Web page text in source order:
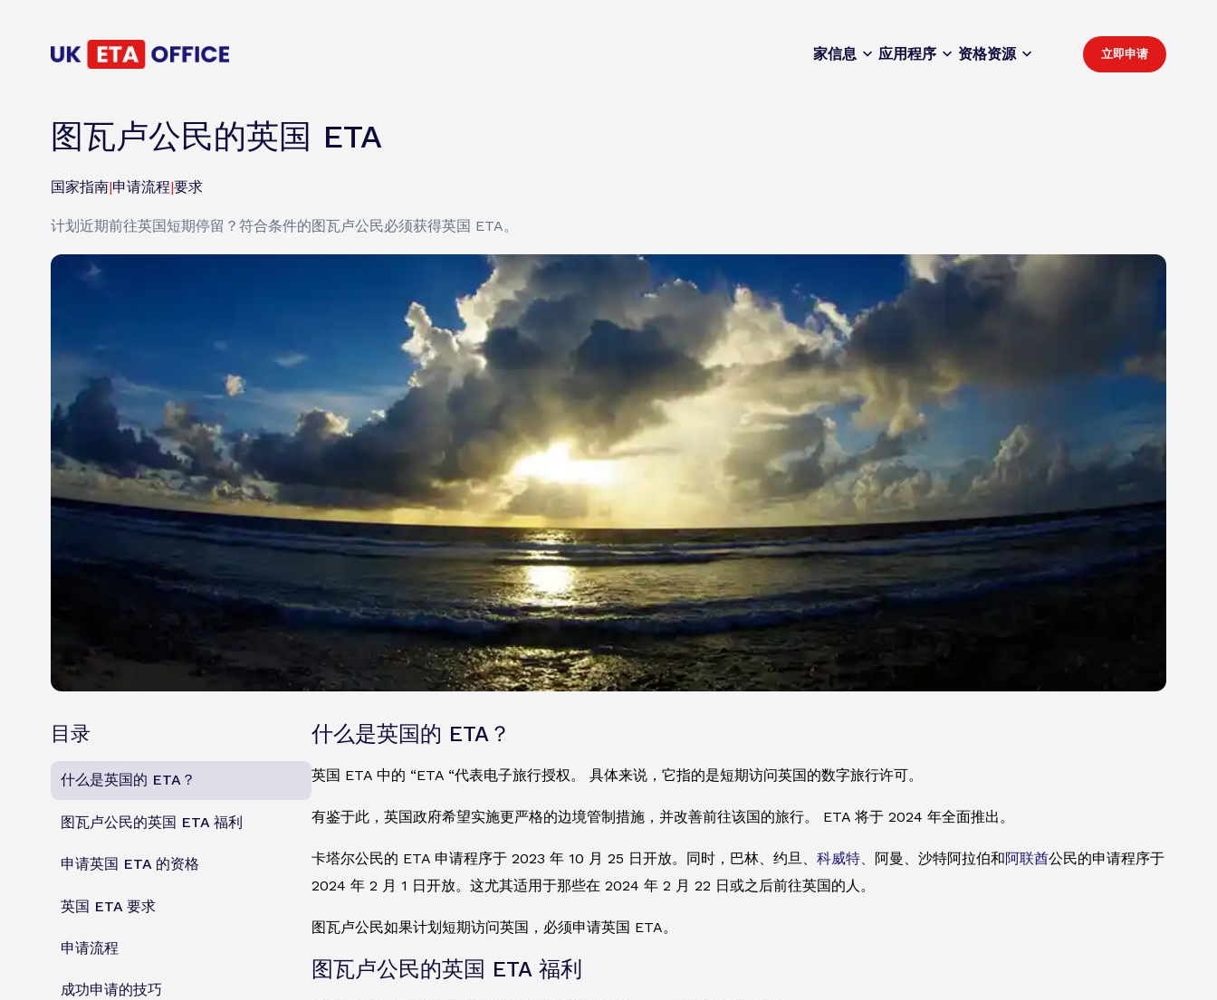
家信息 应用程序 资格资源 立即申请
图瓦卢公民的英国 ETA
国家指南|申请流程|要求
计划近期前往英国短期停留？符合条件的图瓦卢公民必须获得英国 ETA。
目录
什么是英国的 ETA？
图瓦卢公民的英国 ETA 福利
申请英国 ETA 的资格
英国 ETA 要求
申请流程
成功申请的技巧
什么是英国的 ETA？
英国 ETA 中的 “ETA “代表电子旅行授权。 具体来说，它指的是短期访问英国的数字旅行许可。
有鉴于此，英国政府希望实施更严格的边境管制措施，并改善前往该国的旅行。 ETA 将于 2024 年全面推出。
卡塔尔公民的 ETA 申请程序于 2023 年 10 月 25 日开放。同时，巴林、约旦、 科威特、 阿曼、沙特阿拉伯和阿联酋公民的申请程序于
2024 年 2 月 1 日开放。这尤其适用于那些在 2024 年 2 月 22 日或之后前往英国的人。
图瓦卢公民如果计划短期访问英国，必须申请英国 ETA。
图瓦卢公民的英国 ETA 福利